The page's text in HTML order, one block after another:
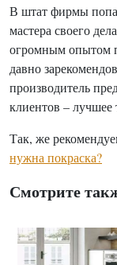
В штат фирмы
мастера своего
огромным опытом
давно
производитель
клиентов –
Так, же
нужна покраска?
Смотрите